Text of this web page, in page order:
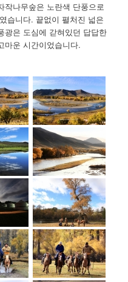
작나무숲은 노란색 단풍으로
습니다. 끝없이 펼처진 넓은
광은 도심에 갇혀있던 답답한
마운 시간이었습니다.